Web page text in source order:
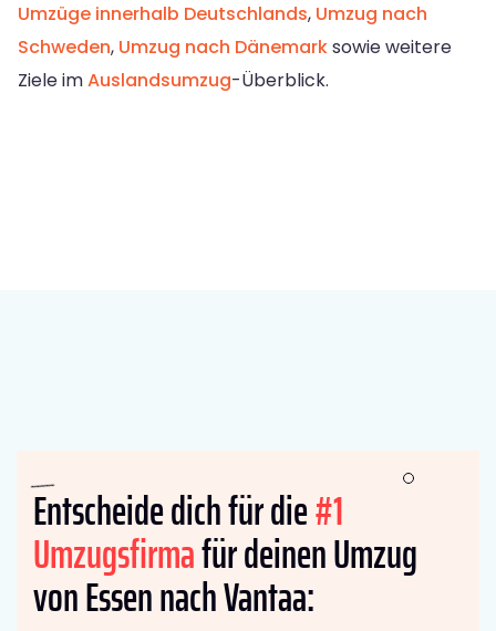
Umzüge innerhalb Deutschlands, Umzug nach
Schweden, Umzug nach Dänemarksowie weitere
Ziele imAuslandsumzug-Überblick.
Entscheide dich für die#1
Umzugsfirmafür deinen Umzug
von Essen nach Vantaa: